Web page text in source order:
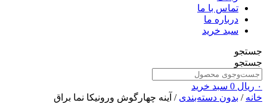
تماس با ما
درباره ما
سبد خرید
جستجو
جستجو
۰ ریال 0 سبد خرید
خانه / بدون دسته‌بندی / آینه چهارگوش ورونیکا نما براق